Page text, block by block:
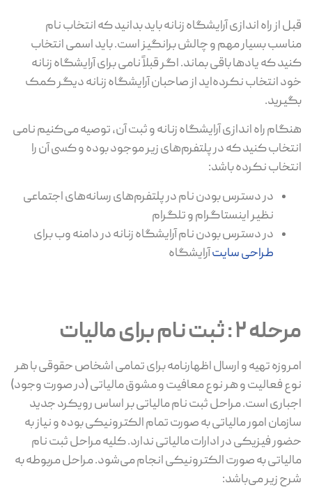
قبل از راه اندازی آرایشگاه زنانه باید بدانید که انتخاب نام
مناسب بسیار مهم و چالش برانگیز است. باید اسمی انتخاب
کنید که یادها باقی بماند. اگر قبلاً نامی برای آرایشگاه زنانه
خود انتخاب نکرده‌اید از صاحبان آرایشگاه زنانه دیگر کمک
بگیرید.
هنگام راه اندازی آرایشگاه زنانه و ثبت آن، توصیه می‌کنیم نامی
انتخاب کنید که در پلتفرم‌های زیر موجود بوده و کسی آن را
انتخاب نکرده باشد:
در دسترس بودن نام در پلتفرم‌های رسانه‌های اجتماعی
نظیر اینستاگرام و تلگرام
در دسترس بودن نام آرایشگاه زنانه در دامنه وب برای
طراحی سایتآرایشگاه
مرحله 2 : ثبت نام برای مالیات
امروزه تهیه و ارسال اظهارنامه برای تمامی اشخاص حقوقی با هر
نوع فعالیت و هر نوع معافیت و مشوق مالیاتی (در صورت وجود)
اجباری است. مراحل ثبت نام مالیاتی بر اساس رویکرد جدید
سازمان امور مالیاتی به صورت تمام الکترونیکی بوده و نیاز به
حضور فیزیکی در ادارات مالیاتی ندارد. کلیه مراحل ثبت نام
مالیاتی به صورت الکترونیکی انجام می‌شود. مراحل مربوطه به
شرح زیر می‌باشد: